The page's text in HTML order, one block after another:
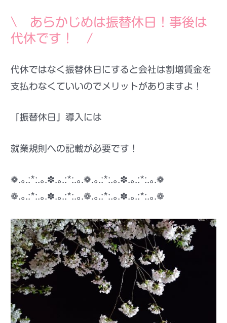
\ あらかじめは振替休日！事後は
代休です！ /
代休ではなく振替休日にすると会社は割増賃金を
支払わなくていいのでメリットがありますよ！
「振替休日」導入には
就業規則への記載が必要です！
❁.｡.:*:.｡.✽.｡.:*:.｡.❁.｡.:*:.｡.✽.｡.:*:.｡.❁
❁.｡.:*:.｡.✽.｡.:*:.｡.❁.｡.:*:.｡.✽.｡.:*:.｡.❁